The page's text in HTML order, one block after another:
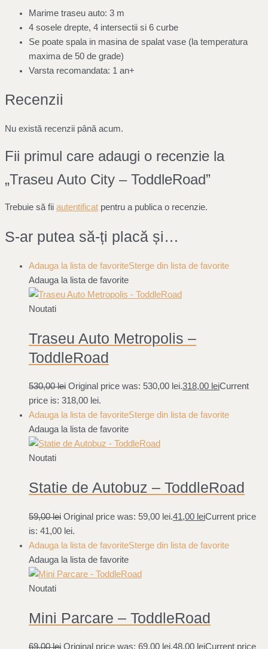
Marime traseu auto: 3 m
4 sosele drepte, 4 intersectii si 6 curbe
Se poate spala in masina de spalat vase (la temperatura
maxima de 50 de grade)
Varsta recomandata: 1 an+
Recenzii
Nu există recenzii până acum.
Fii primul care adaugi o recenzie la
„Traseu Auto City – ToddleRoad”
Trebuie să fii autentificat pentru a publica o recenzie.
S-ar putea să-ți placă și…
Adauga la lista de favoriteSterge din lista de favorite
Adauga la lista de favorite
Noutati
Traseu Auto Metropolis –
ToddleRoad
530,00lei Original price was: 530,00 lei.318,00 leiCurrent
price is: 318,00 lei.
Adauga la lista de favoriteSterge din lista de favorite
Adauga la lista de favorite
Noutati
Statie de Autobuz – ToddleRoad
59,00lei Original price was: 59,00 lei.41,00 leiCurrent price
is: 41,00 lei.
Adauga la lista de favoriteSterge din lista de favorite
Adauga la lista de favorite
Noutati
Mini Parcare – ToddleRoad
69,00lei Original price was: 69,00 lei.48,00 leiCurrent price